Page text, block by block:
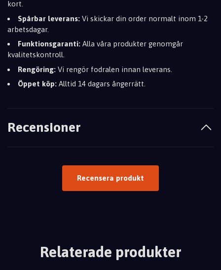
kort.
Spårbar leverans: Vi skickar din order normalt inom 1-2
arbetsdagar.
Funktionsgaranti: Alla våra produkter genomgår
kvalitetskontroll.
Rengöring: Vi rengör fodralen innan leverans.
Öppet köp: Alltid 14 dagars ångerrätt.
Recensioner
Recensera produkt
Relaterade produkter